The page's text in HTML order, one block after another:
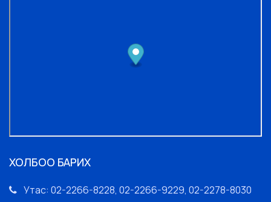
ХОЛБОО БАРИХ
Утас: 02-2266-8228, 02-2266-9229, 02-2278-8030